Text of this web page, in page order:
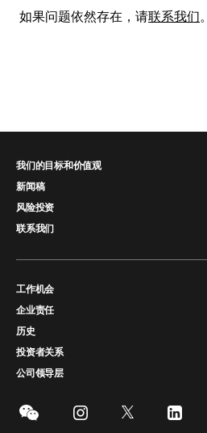
如果问题依然存在，请联系我们。
我们的目标和价值观
新闻稿
风险投资
联系我们
工作机会
企业责任
历史
投资者关系
公司领导层